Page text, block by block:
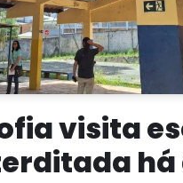
visita
há